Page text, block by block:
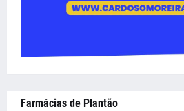
Farmácias de Plantão